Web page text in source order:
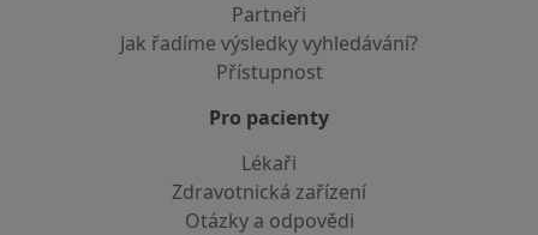
Partneři
Jak řadíme výsledky vyhledávání?
Přístupnost
Pro pacienty
Lékaři
Zdravotnická zařízení
Otázky a odpovědi